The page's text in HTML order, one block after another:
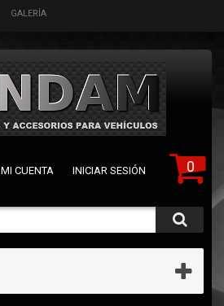
GALERÍA
0
MI CUENTA INICIAR SESIÓN